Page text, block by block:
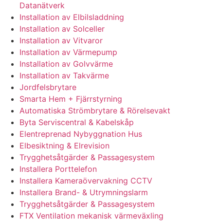
Datanätverk
Installation av Elbilsladdning
Installation av Solceller
Installation av Vitvaror
Installation av Värmepump
Installation av Golvvärme
Installation av Takvärme
Jordfelsbrytare
Smarta Hem + Fjärrstyrning
Automatiska Strömbrytare & Rörelsevakt
Byta Serviscentral & Kabelskåp
Elentreprenad Nybyggnation Hus
Elbesiktning & Elrevision
Trygghetsåtgärder & Passagesystem
Installera Porttelefon
Installera Kameraövervakning CCTV
Installera Brand- & Utrymningslarm
Trygghetsåtgärder & Passagesystem
FTX Ventilation mekanisk värmeväxling